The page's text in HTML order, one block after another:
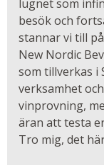
lugnet som
besök och
stannar vi till
New Nordic
som tillverkas i
verksamhet
vinprovning,
äran att testa
Tro mig, det